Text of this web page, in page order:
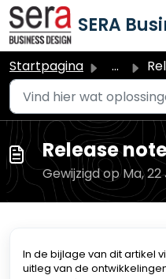
Doorgaan naar
Startpagina ...
Release
Gewijzigd op Ma,
In de bijlage van dit artikel
uitleg van de